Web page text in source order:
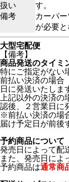
扱い
す。
備考
カーパ
が必要と
大型宅配便
【備考】
商品発送のタイミ
特にご指定がない
前払い決済の場
日に発送いたしま
上記以外の決済
認後、２営業日に
※前払い決済の場
届け予定日が前後
予約商品について
発売日によって配
また、発売日によ
予約商品は通常商